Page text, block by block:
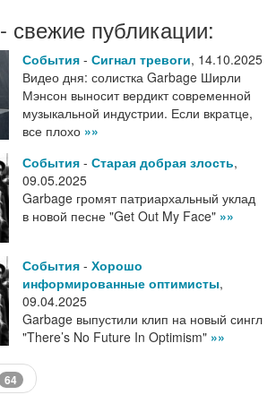
- свежие публикации:
События - Сигнал тревоги, 14.10.2025
Видео дня: солистка Garbage Ширли
Мэнсон выносит вердикт современной
музыкальной индустрии. Если вкратце,
все плохо »»
События - Старая добрая злость,
09.05.2025
Garbage громят патриархальный уклад
в новой песне "Get Out My Face" »»
События - Хорошо
информированные оптимисты,
09.04.2025
Garbage выпустили клип на новый сингл
"There’s No Future In Optimism" »»
64